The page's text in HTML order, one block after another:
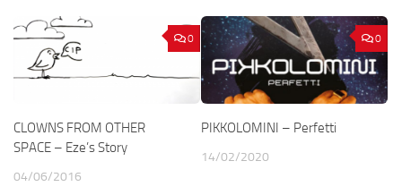
0
CLOWNS FROM OTHER
SPACE – Eze’s Story
04/06/2016
0
PIKKOLOMINI – Perfetti
14/02/2020